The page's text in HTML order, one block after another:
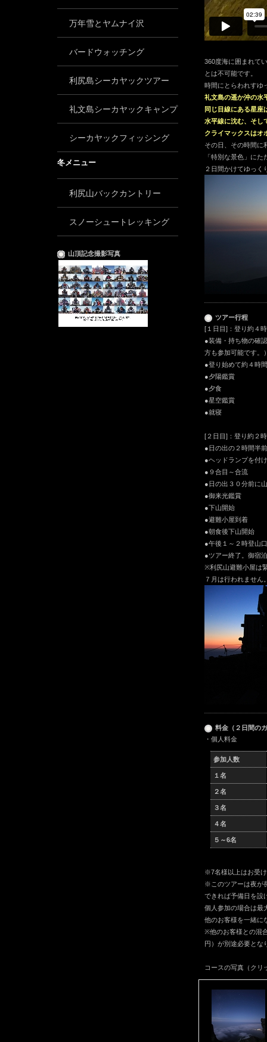
360度海に囲まれて
とは不可能です。
時間にとらわれすゆ
礼文島の遥か沖の水
同じ目線にある星座
水平線に沈む、そし
クライマックスはオ
その日、その時間に
「特別な景色」にた
２日間かけてゆっ
ツアー行程
[１ 日目]：登り約４
●装備・持ち物の確
方も参加可能です。
●登り始めて約４時
●夕陽鑑賞
●夕食
●星空鑑賞
●就寝
[２日目]：登り約２
●日の出の２時間半
●ヘッドランプを付
●９合目～合流
●日の出３０分前に
●御来光鑑賞
●下山開始
●避難小屋到着
●朝食後下山開始
●午後１～２時登山
●ツアー終了。御宿
※利尻山避難小屋は
７月は行われませ
料金（２日間の
・個人料金
参加人数
１名
２名
３名
４名
５～6名
※7名様以上はお受
※このツアーは夜が
できれば予備日を設
個人参加の場合は最
他のお客様を一緒に
※他のお客様との混
円）が別途必要とな
コースの写真（クリ
万年雪とヤムナイ沢
バードウォッチング
利尻島シーカヤックツアー
礼文島シーカヤックキャンプ
シーカヤックフィッシング
冬メニュー
利尻山バックカントリー
スノーシュートレッキング
山頂記念撮影写真